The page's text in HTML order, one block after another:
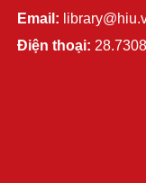
Email:
Điện thoại: